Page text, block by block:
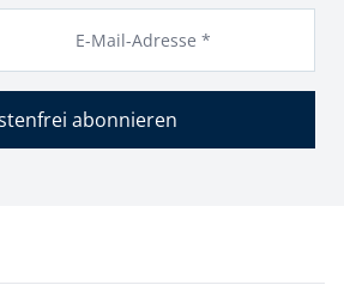
E-Mail-Adresse *
abonnieren